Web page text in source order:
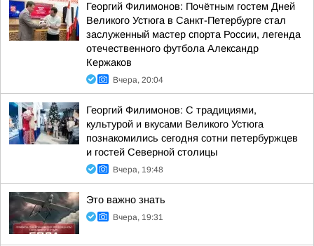
Георгий Филимонов: Почётным гостем Дней
Великого Устюга в Санкт-Петербурге стал
заслуженный мастер спорта России, легенда
отечественного футбола Александр
Кержаков
Вчера, 20:04
Георгий Филимонов: С традициями,
культурой и вкусами Великого Устюга
познакомились сегодня сотни петербуржцев
и гостей Северной столицы
Вчера, 19:48
Это важно знать
Вчера, 19:31